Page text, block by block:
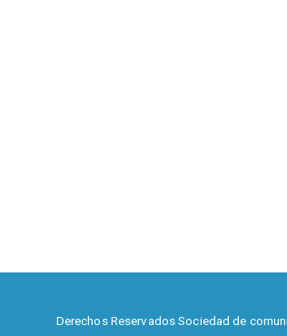
Derechos Reservados Sociedad de